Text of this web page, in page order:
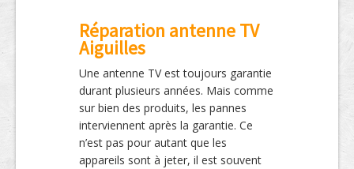
Réparation antenne TV
Aiguilles
Une antenne TV est toujours garantie
durant plusieurs années. Mais comme
sur bien des produits, les pannes
interviennent après la garantie. Ce
n’est pas pour autant que les
appareils sont à jeter, il est souvent